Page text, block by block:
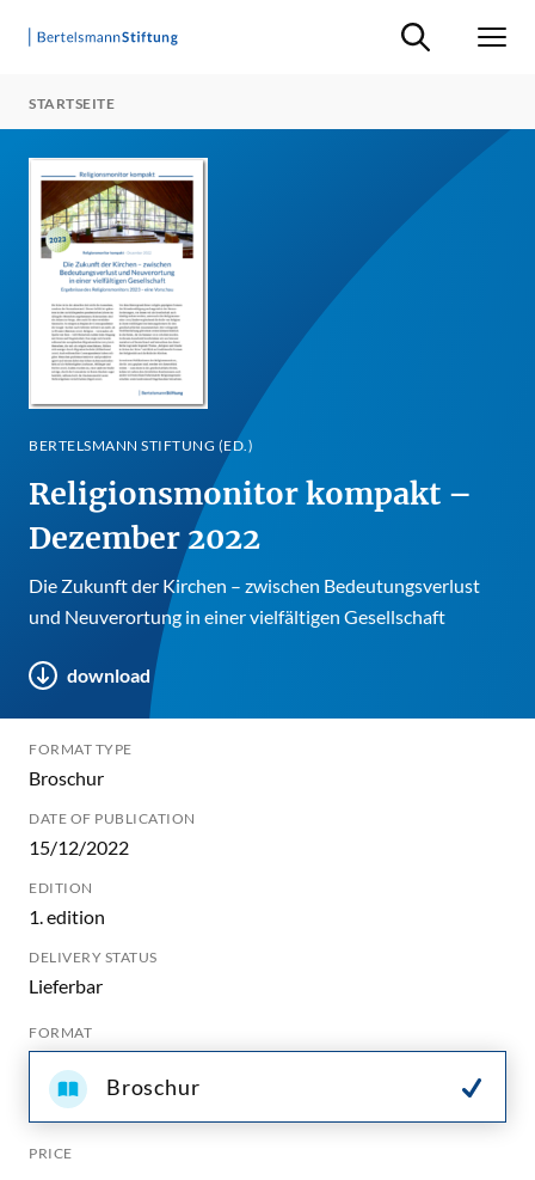
Suche ein-/
STARTSEITE
BERTELSMANN STIFTUNG (ED.)
Religionsmonitor kompakt –
Dezember 2022
Die Zukunft der Kirchen – zwischen Bedeutungsverlust
und Neuverortung in einer vielfältigen Gesellschaft
download
FORMAT TYPE
Broschur
DATE OF PUBLICATION
15/12/2022
EDITION
1. edition
DELIVERY STATUS
Lieferbar
FORMAT
Broschur
PRICE